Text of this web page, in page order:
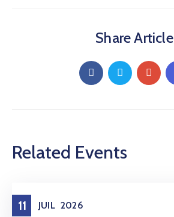
Share Article
Related Events
11 JUIL 2026